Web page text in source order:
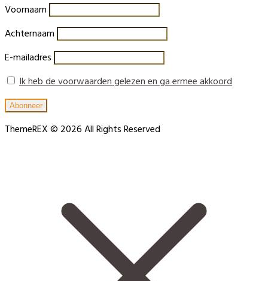
Voornaam
Achternaam
E-mailadres
Ik heb de voorwaarden gelezen en ga ermee akkoord
ThemeREX © 2026 All Rights Reserved